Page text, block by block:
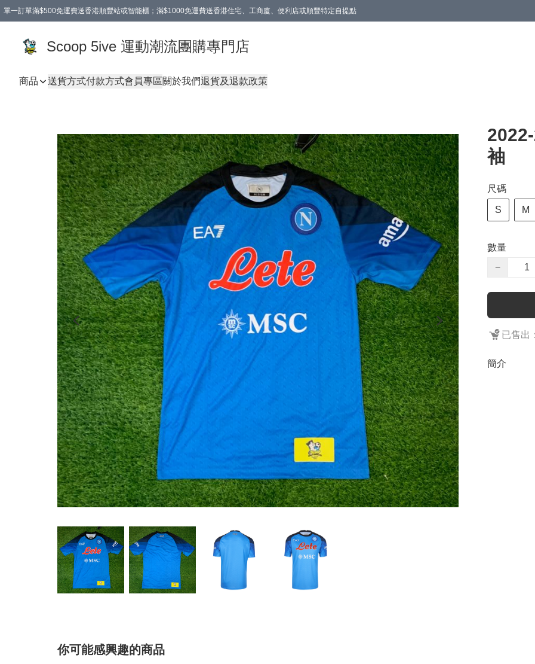
單一訂單滿$500免運費送香港順豐站或智能櫃；滿$1000免運費送香港住宅、工商廈、便利店或順豐特定自提點
Scoop 5ive 運動潮流團購專門店
商品 送貨方式付款方式會員專區關於我們退貨及退款政策
袖
尺碼
S M
數量
−
已售出
簡介
你可能感興趣的商品